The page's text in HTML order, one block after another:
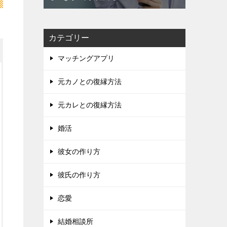
カテゴリー
マッチングアプリ
元カノとの復縁方法
元カレとの復縁方法
婚活
彼女の作り方
彼氏の作り方
恋愛
結婚相談所